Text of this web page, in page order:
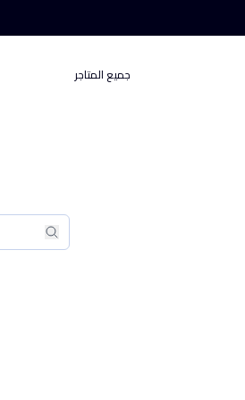
جميع المتاجر
بحث
بحث